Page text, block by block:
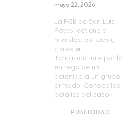
mayo 22, 2026
La FGE de San Luis
Potosí detiene a
mandos, policías y
civiles en
Tamazunchale por la
entrega de un
detenido a un grupo
armado. Conoce los
detalles del caso.
― PUBLICIDAD ―